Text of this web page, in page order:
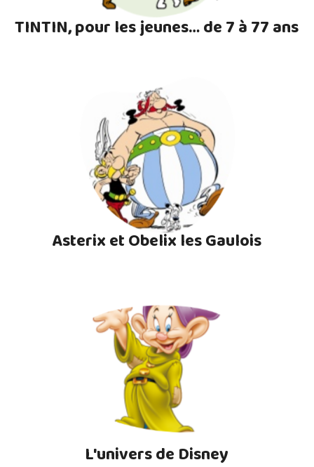
TINTIN, pour les jeunes… de 7 à 77 ans
Asterix et Obelix les Gaulois
L'univers de Disney